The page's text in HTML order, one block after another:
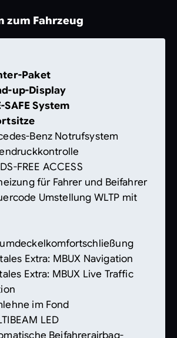
zum Fahrzeug
Paket
up-Display
SAFE System
Benz Notrufsystem
FREE ACCESS
für Fahrer und Beifahrer
Umstellung WLTP mit
Extra: MBUX Navigation
Extra: MBUX Live Traffic
im Fond
LED
Beifahrerairbag-